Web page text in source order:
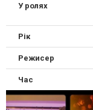
У ролях
Рік
Режисер
Час